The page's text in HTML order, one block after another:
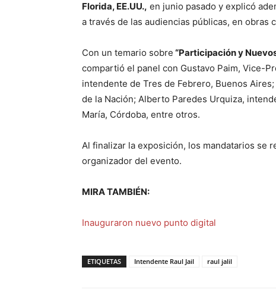
Florida, EE.UU., en junio pasado y explicó
a través de las audiencias públicas, en obras
Con un temario sobre “Participación y
compartió el panel con Gustavo Paim, Vice-
intendente de Tres de Febrero, Buenos
de la Nación; Alberto Paredes Urquiza,
María, Córdoba, entre otros.
Al finalizar la exposición, los mandatarios se
organizador del evento.
MIRA TAMBIÉN:
Inauguraron nuevo punto digital
ETIQUETAS Intendente Raul Jail raul jalil